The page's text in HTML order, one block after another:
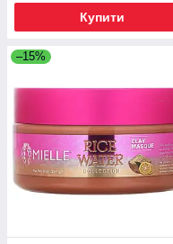
Купити
–15%